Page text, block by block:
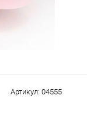
Артикул: 04555